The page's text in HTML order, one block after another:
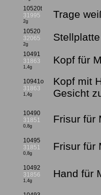
10520t
31995
2g
Trage
10520
32065
2g
10491
31863
1,4g
Kopf für
10941o
31863
1,4g
Kopf mit
Gesicht
10490
31851
0,8g
Frisur für
10495
31851
0,8g
Frisur für
10492
31856
1,4g
Hand für